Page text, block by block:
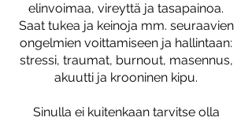
elinvoimaa, vireyttä ja tasapainoa.
Saat tukea ja keinoja mm. seuraavien
ongelmien voittamiseen ja hallintaan:
stressi, traumat, burnout, masennus,
akuutti ja krooninen kipu.
Sinulla ei kuitenkaan tarvitse olla